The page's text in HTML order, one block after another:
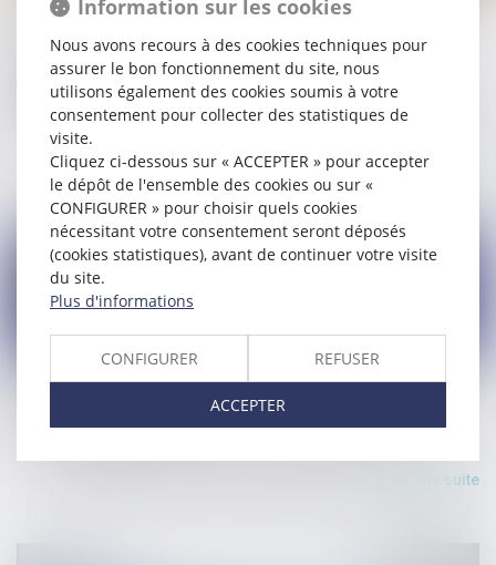
particulières de construction à respecter pour les
projets situés en zone avec risque de mouvement de
terrain
Lire la suite
La Commission européenne a présenté son Pacte
Vert pour l'Europe
Lire la suite
Information sur les cookies
Nous avons recours à des cookies techniques pour
assurer le bon fonctionnement du site, nous
utilisons également des cookies soumis à votre
consentement pour collecter des statistiques de
visite.
Cliquez ci-dessous sur « ACCEPTER » pour accepter
le dépôt de l'ensemble des cookies ou sur «
CONFIGURER » pour choisir quels cookies
nécessitant votre consentement seront déposés
(cookies statistiques), avant de continuer votre visite
du site.
Plus d'informations
CONFIGURER REFUSER
ACCEPTER